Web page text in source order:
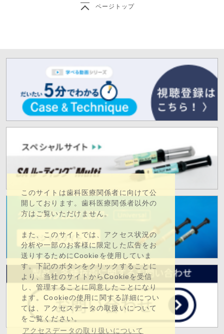
このサイトは歯科医療関係者に向けて公
開しております。歯科医療関係者以外の
方はご覧いただけません。
また、このサイトでは、アクセス状況の
分析や一部のお客様に限定した広告をお
送りするためにCookieを使用していま
す。下記のボタンをクリックすることに
より、当社のサイトからCookieを受信
し、管理することに同意したことになり
ます。Cookieの使用に関する詳細につい
ては、アクセスデータの取扱いについて
をご覧ください。
アクセスデータの取り扱いについて
ページトップ